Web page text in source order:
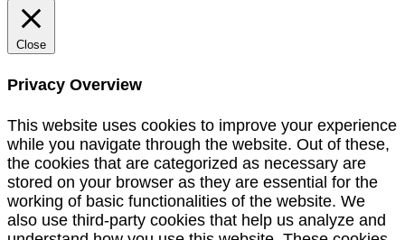
Close
Privacy Overview
This website uses cookies to improve your experience
while you navigate through the website. Out of these,
the cookies that are categorized as necessary are
stored on your browser as they are essential for the
working of basic functionalities of the website. We
also use third-party cookies that help us analyze and